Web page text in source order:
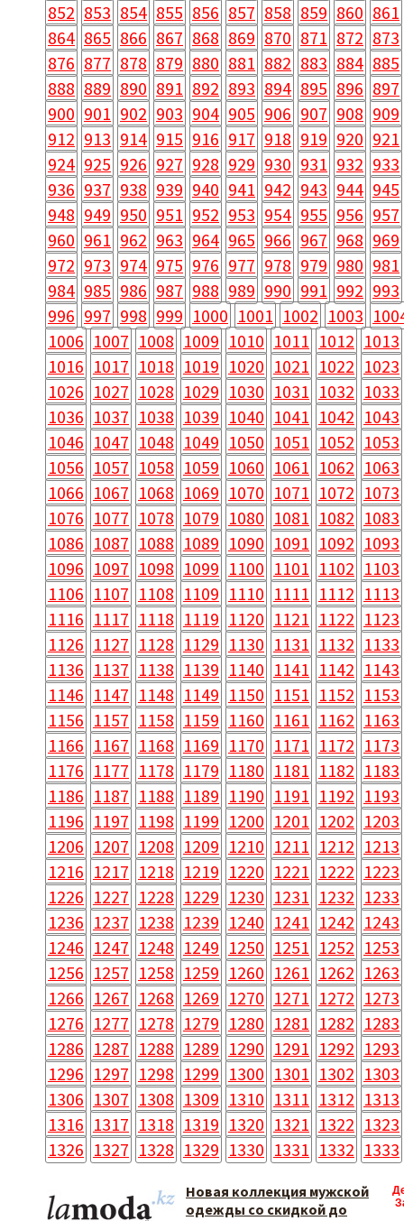
852 853 854 855 856 857 858 859 860 861
864 865 866 867 868 869 870 871 872 873
876 877 878 879 880 881 882 883 884 885
888 889 890 891 892 893 894 895 896 897
900 901 902 903 904 905 906 907 908 909
912 913 914 915 916 917 918 919 920 921
924 925 926 927 928 929 930 931 932 933
936 937 938 939 940 941 942 943 944 945
948 949 950 951 952 953 954 955 956 957
960 961 962 963 964 965 966 967 968 969
972 973 974 975 976 977 978 979 980 981
984 985 986 987 988 989 990 991 992 993
996 997 998 999 1000 1001 1002 1003
1006 1007 1008 1009 1010 1011 1012 1013
1016 1017 1018 1019 1020 1021 1022 1023
1026 1027 1028 1029 1030 1031 1032 1033
1036 1037 1038 1039 1040 1041 1042 1043
1046 1047 1048 1049 1050 1051 1052 1053
1056 1057 1058 1059 1060 1061 1062 1063
1066 1067 1068 1069 1070 1071 1072 1073
1076 1077 1078 1079 1080 1081 1082 1083
1086 1087 1088 1089 1090 1091 1092 1093
1096 1097 1098 1099 1100 1101 1102 1103
1106 1107 1108 1109 1110 1111 1112 1113
1116 1117 1118 1119 1120 1121 1122 1123
1126 1127 1128 1129 1130 1131 1132 1133
1136 1137 1138 1139 1140 1141 1142 1143
1146 1147 1148 1149 1150 1151 1152 1153
1156 1157 1158 1159 1160 1161 1162 1163
1166 1167 1168 1169 1170 1171 1172 1173
1176 1177 1178 1179 1180 1181 1182 1183
1186 1187 1188 1189 1190 1191 1192 1193
1196 1197 1198 1199 1200 1201 1202 1203
1206 1207 1208 1209 1210 1211 1212 1213
1216 1217 1218 1219 1220 1221 1222 1223
1226 1227 1228 1229 1230 1231 1232 1233
1236 1237 1238 1239 1240 1241 1242 1243
1246 1247 1248 1249 1250 1251 1252 1253
1256 1257 1258 1259 1260 1261 1262 1263
1266 1267 1268 1269 1270 1271 1272 1273
1276 1277 1278 1279 1280 1281 1282 1283
1286 1287 1288 1289 1290 1291 1292 1293
1296 1297 1298 1299 1300 1301 1302 1303
1306 1307 1308 1309 1310 1311 1312 1313
1316 1317 1318 1319 1320 1321 1322 1323
1326 1327 1328 1329 1330 1331 1332 1333
Новая коллекция мужской
одежды со скидкой до